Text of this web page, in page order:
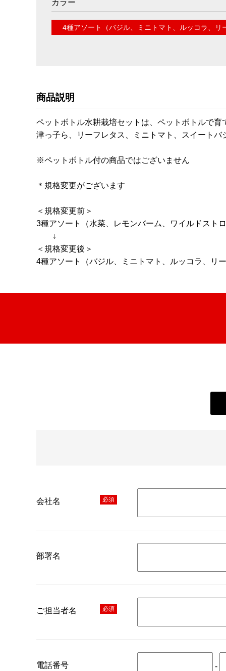
カラー
4種アソート（バジル、ミニトマト、ルッコラ、リ
商品説明
ペットボトル水耕栽培セットは、ペットボトルで育
津っ子ら、リーフレタス、ミニトマト、スイート
※ペットボトル付の商品ではございません
＊規格変更がございます
＜規格変更前＞
3種アソート（水菜、レモンバーム、ワイルドスト
↓
＜規格変更後＞
4種アソート（バジル、ミニトマト、ルッコラ、リ
会社名 必須
部署名
ご担当者名 必須
電話番号 -